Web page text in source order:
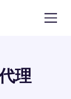
理